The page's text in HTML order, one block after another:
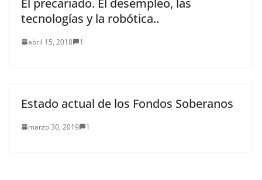
tecnologías y la robótica..
abril 15, 2018 1
Estado actual de los Fondos Soberanos
marzo 30, 2019 1